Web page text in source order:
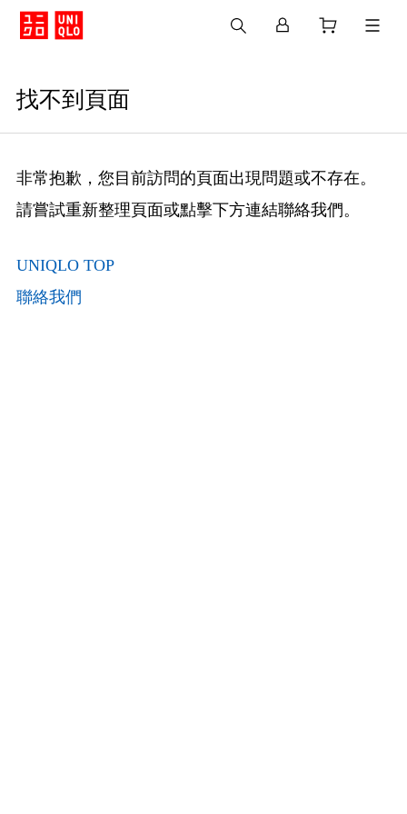
找不到頁面
非常抱歉，您目前訪問的頁面出現問題或不存在。
請嘗試重新整理頁面或點擊下方連結聯絡我們。
UNIQLO TOP
聯絡我們